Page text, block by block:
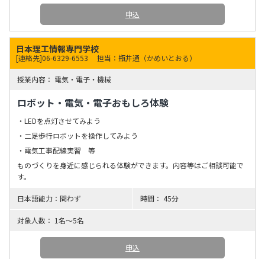
申込
日本理工情報専門学校
[連絡先]06-6329-6553 担当：瓶井通（かめいとおる）
電気・電子・機械
ロボット・電気・電子おもしろ体験
・LEDを点灯させてみよう
・二足歩行ロボットを操作してみよう
・電気工事配線実習 等
ものづくりを身近に感じられる体験ができます。内容等はご相談可能で
す。
問わず 45分
1名～5名
申込